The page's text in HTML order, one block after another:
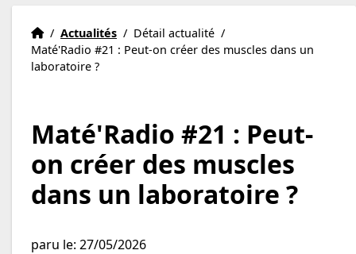
Accueil
Accueil
/ Actualités / Détail actualité /
Maté'Radio #21 : Peut-on créer des muscles dans un
laboratoire ?
Maté'Radio #21 : Peut-
on créer des muscles
dans un laboratoire ?
paru le: 27/05/2026